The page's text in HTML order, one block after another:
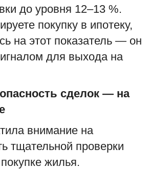
до уровня 12–13 %.
покупку в ипотеку,
на этот показатель — он
для выхода на
сделок — на
внимание на
тщательной проверки
жилья.